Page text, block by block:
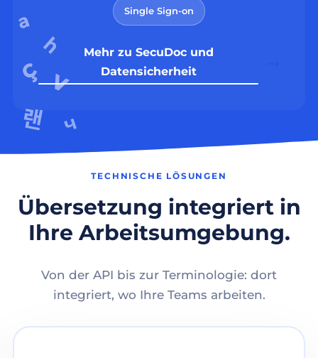
Single Sign-on
Mehr zu SecuDoc und
Datensicherheit
TECHNISCHE LÖSUNGEN
Übersetzung integriert in
Ihre Arbeitsumgebung.
Von der API bis zur Terminologie: dort
integriert, wo Ihre Teams arbeiten.